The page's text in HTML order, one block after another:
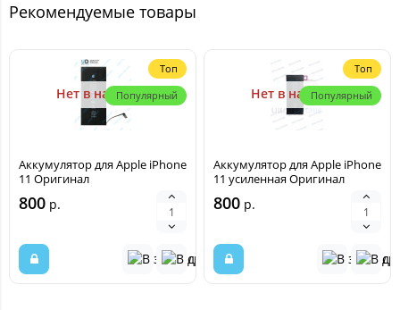
Рекомендуемые товары
Топ
Популярный
Нет в наличии
Аккумулятор для Apple iPhone
11 Оригинал
800 р.
Топ
Популярный
Нет в наличии
Аккумулятор для Apple iPhone
11 усиленная Оригинал
800 р.